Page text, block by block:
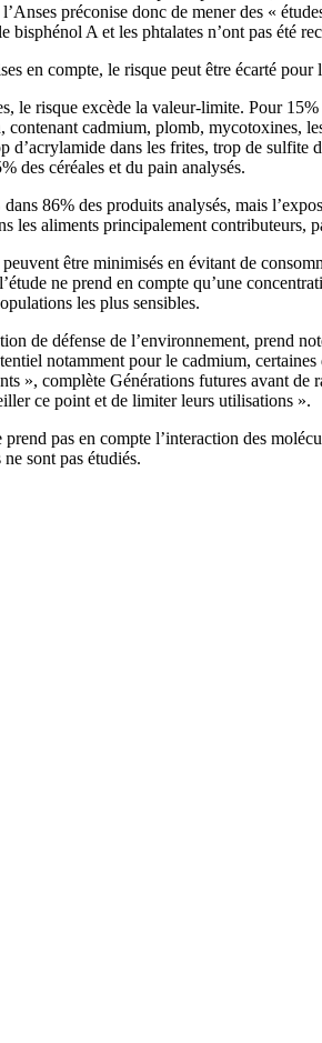
préconise donc de mener des «
A et les phtalates n’ont pas été
en compte, le risque peut être écarté
risque excède la valeur-limite. Pour
contenant cadmium, plomb,
dans les frites, trop de sulfite
des céréales et du pain analysés.
86% des produits analysés, mais
les aliments principalement contributeurs,
être minimisés en évitant de
ne prend en compte qu’une
les plus sensibles.
de défense de l’environnement, prend
notamment pour le cadmium,
», complète Générations futures avant
ce point et de limiter leurs utilisations ».
pas en compte l’interaction des
sont pas étudiés.